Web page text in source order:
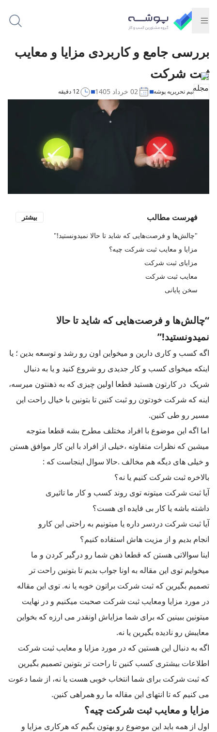
بررسی جامع و کاربردی مزایا و معایب
ثبت شرکت
تیم تحریریه پوشه 02 خرداد 1405 12 دقیقه
فهرست مطالب
بیشتر
"چالش‌ها و فرصت‌هایی که شاید تا حالا نمیدونستید!"
مزایا و معایب ثبت شرکت چیه؟
مزایای ثبت شرکت
معایب ثبت شرکت
سخن پایانی
“چالش‌ها و فرصت‌هایی که شاید تا حالا
نمیدونستید!”
اگه کسب و کاری دارین و میخواین اون رو رشد و توسعه بدین ؛ یا
اینکه میخوای کسب و کار جدیدی رو شروع کنید و یا به دنبال
شریک در کارتون هستید قطعا اولین چیزی که به ذهنتون میرسه،
اینه که شرکت خودتون رو ثبت کنین تا بتونین با خیال راحت این
مسیر رو طی کنین.
اما اگه این موضوع با افراد مختلف مطرح بشه قطعا متوجه
میشین که نظرات متفاوته ،خیلی از افراد با این کار موافق هستن
و خیلی های دیگه هم مخالف .حالا سوال اینجاست که :
بالاخره ثبت شرکت کنیم یا نه؟
آیا ثبت شرکت میتونه توی روند کسب و کار ما تاثیری
داشته باشه یا کار بی فایده ای هست؟
آیا ثبت شرکت دردسر داره یا میتونیم به راحتی این کارو
انجام بدیم و از مزیت هاش استفاده کنیم؟
اینا سوالاتی هستن که قطعا ذهن شما رو درگیر کردن و ما
میخوایم توی این مقاله به اونا جواب بدیم تا بتونین راحت تر
تصمیم بگیرین که ثبت شرکت براتون خوبه یا نه. توی این مقاله
در مورد مزایا ومعایب ثبت شرکت صحبت میکنیم و در نهایت
میتونین ببینین که برای شما مزایاش اونقدر می ارزه که بخواین
معایبش رو نادیده بگیرین یا نه.
اگه به دنبال این هستین که در مورد مزایا و معایب ثبت شرکت
اطلاعات بیشتری کسب کنین تا راحت تر بتونین تصمیم بگیرین
که ثبت شرکت برای شما انتخاب خوبی هست یا نه، از شما دعوت
می کنیم که تا انتهای این مقاله ما رو همراهی کنین.
مزایا و معایب ثبت شرکت چیه؟
اول از همه باید این موضوع رو بهتون بگیم که هرکاری مزایا و